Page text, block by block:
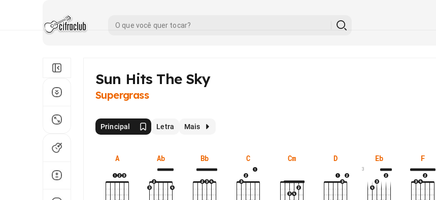
Sun Hits The Sky
Supergrass
Principal Letra Mais
A Ab Bb C Cm D Eb
3
F